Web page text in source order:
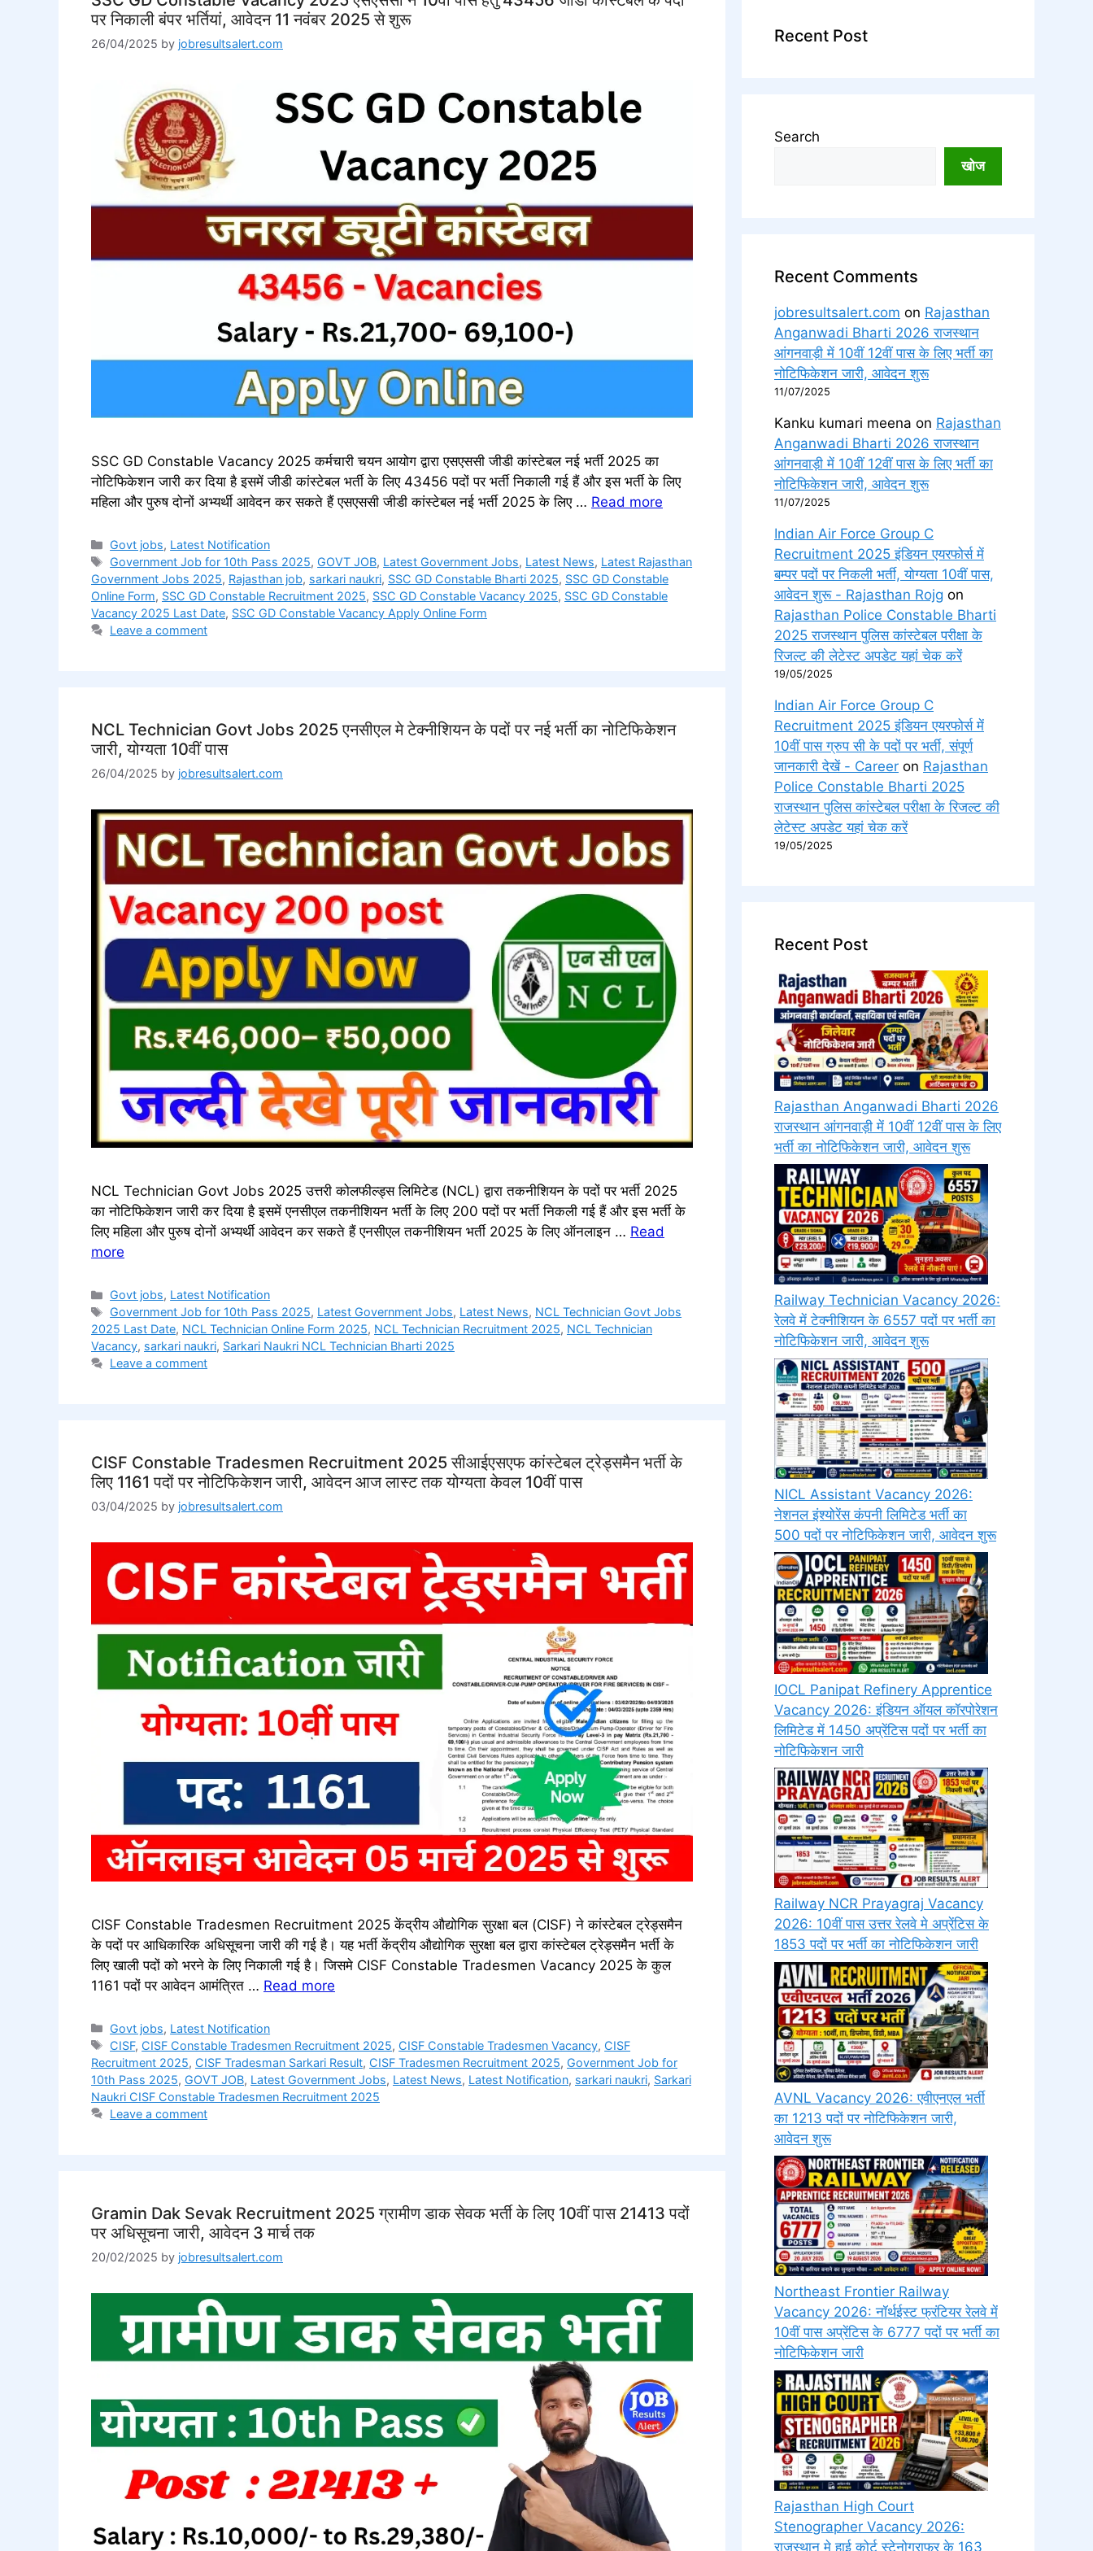
पर निकाली बंपर भर्तियां, आवेदन 11 नवंबर 2025 से शुरू
26/04/2025 by jobresultsalert.com
SSC GD Constable Vacancy 2025 कर्मचारी चयन आयोग द्वारा एसएससी जीडी कांस्टेबल नई भर्ती 2025 का
नोटिफिकेशन जारी कर दिया है इसमें जीडी कांस्टेबल भर्ती के लिए 43456 पदों पर भर्ती निकाली गई हैं और इस भर्ती के लिए
महिला और पुरुष दोनों अभ्यर्थी आवेदन कर सकते हैं एसएससी जीडी कांस्टेबल नई भर्ती 2025 के लिए … Read more
Categories
Govt jobs, Latest Notification
Tags
Government Job for 10th Pass 2025, GOVT JOB, Latest Government Jobs, Latest News, Latest Rajasthan
Government Jobs 2025, Rajasthan job, sarkari naukri, SSC GD Constable Bharti 2025, SSC GD Constable
Online Form, SSC GD Constable Recruitment 2025, SSC GD Constable Vacancy 2025, SSC GD Constable
Vacancy 2025 Last Date, SSC GD Constable Vacancy Apply Online Form
Leave a comment
NCL Technician Govt Jobs 2025 एनसीएल मे टेक्नीशियन के पदों पर नई भर्ती का नोटिफिकेशन
जारी, योग्यता 10वीं पास
26/04/2025 by jobresultsalert.com
NCL Technician Govt Jobs 2025 उत्तरी कोलफील्ड्स लिमिटेड (NCL) द्वारा तकनीशियन के पदों पर भर्ती 2025
का नोटिफिकेशन जारी कर दिया है इसमें एनसीएल तकनीशियन भर्ती के लिए 200 पदों पर भर्ती निकली गई हैं और इस भर्ती के
लिए महिला और पुरुष दोनों अभ्यर्थी आवेदन कर सकते हैं एनसीएल तकनीशियन भर्ती 2025 के लिए ऑनलाइन … Read
more
Categories
Govt jobs, Latest Notification
Tags
Government Job for 10th Pass 2025, Latest Government Jobs, Latest News, NCL Technician Govt Jobs
2025 Last Date, NCL Technician Online Form 2025, NCL Technician Recruitment 2025, NCL Technician
Vacancy, sarkari naukri, Sarkari Naukri NCL Technician Bharti 2025
Leave a comment
CISF Constable Tradesmen Recruitment 2025 सीआईएसएफ कांस्टेबल ट्रेड्समैन भर्ती के
लिए 1161 पदों पर नोटिफिकेशन जारी, आवेदन आज लास्ट तक योग्यता केवल 10वीं पास
03/04/2025 by jobresultsalert.com
CISF Constable Tradesmen Recruitment 2025 केंद्रीय औद्योगिक सुरक्षा बल (CISF) ने कांस्टेबल ट्रेड्समैन
के पदों पर आधिकारिक अधिसूचना जारी की गई है। यह भर्ती केंद्रीय औद्योगिक सुरक्षा बल द्वारा कांस्टेबल ट्रेड्समैन भर्ती के
लिए खाली पदों को भरने के लिए निकाली गई है। जिसमे CISF Constable Tradesmen Vacancy 2025 के कुल
1161 पदों पर आवेदन आमंत्रित … Read more
Categories
Govt jobs, Latest Notification
Tags
CISF, CISF Constable Tradesmen Recruitment 2025, CISF Constable Tradesmen Vacancy, CISF
Recruitment 2025, CISF Tradesman Sarkari Result, CISF Tradesmen Recruitment 2025, Government Job for
10th Pass 2025, GOVT JOB, Latest Government Jobs, Latest News, Latest Notification, sarkari naukri, Sarkari
Naukri CISF Constable Tradesmen Recruitment 2025
Leave a comment
Gramin Dak Sevak Recruitment 2025 ग्रामीण डाक सेवक भर्ती के लिए 10वीं पास 21413 पदों
पर अधिसूचना जारी, आवेदन 3 मार्च तक
20/02/2025 by jobresultsalert.com
Recent Post
Search
खोज
Recent Comments
jobresultsalert.com on Rajasthan
Anganwadi Bharti 2026 राजस्थान
आंगनवाड़ी में 10वीं 12वीं पास के लिए भर्ती का
नोटिफिकेशन जारी, आवेदन शुरू
11/07/2025
Kanku kumari meena on Rajasthan
Anganwadi Bharti 2026 राजस्थान
आंगनवाड़ी में 10वीं 12वीं पास के लिए भर्ती का
नोटिफिकेशन जारी, आवेदन शुरू
11/07/2025
Indian Air Force Group C
Recruitment 2025 इंडियन एयरफोर्स में
बम्पर पदों पर निकली भर्ती, योग्यता 10वीं पास,
आवेदन शुरू - Rajasthan Rojg on
Rajasthan Police Constable Bharti
2025 राजस्थान पुलिस कांस्टेबल परीक्षा के
रिजल्ट की लेटेस्ट अपडेट यहां चेक करें
19/05/2025
Indian Air Force Group C
Recruitment 2025 इंडियन एयरफोर्स में
10वीं पास ग्रुप सी के पदों पर भर्ती, संपूर्ण
जानकारी देखें - Career on Rajasthan
Police Constable Bharti 2025
राजस्थान पुलिस कांस्टेबल परीक्षा के रिजल्ट की
लेटेस्ट अपडेट यहां चेक करें
19/05/2025
Recent Post
Rajasthan Anganwadi Bharti 2026
राजस्थान आंगनवाड़ी में 10वीं 12वीं पास के लिए
भर्ती का नोटिफिकेशन जारी, आवेदन शुरू
Railway Technician Vacancy 2026:
रेलवे में टेक्नीशियन के 6557 पदों पर भर्ती का
नोटिफिकेशन जारी, आवेदन शुरू
NICL Assistant Vacancy 2026:
नेशनल इंश्योरेंस कंपनी लिमिटेड भर्ती का
500 पदों पर नोटिफिकेशन जारी, आवेदन शुरू
IOCL Panipat Refinery Apprentice
Vacancy 2026: इंडियन ऑयल कॉरपोरेशन
लिमिटेड में 1450 अप्रेंटिस पदों पर भर्ती का
नोटिफिकेशन जारी
Railway NCR Prayagraj Vacancy
2026: 10वीं पास उत्तर रेलवे मे अप्रेंटिस के
1853 पदों पर भर्ती का नोटिफिकेशन जारी
AVNL Vacancy 2026: एवीएनएल भर्ती
का 1213 पदों पर नोटिफिकेशन जारी,
आवेदन शुरू
Northeast Frontier Railway
Vacancy 2026: नॉर्थईस्ट फ्रंटियर रेलवे में
10वीं पास अप्रेंटिस के 6777 पदों पर भर्ती का
नोटिफिकेशन जारी
Rajasthan High Court
Stenographer Vacancy 2026:
राजस्थान मे हाई कोर्ट स्टेनोग्राफर के 163